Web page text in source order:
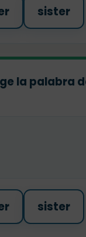
sister
la palabra
sister